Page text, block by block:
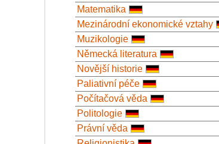
Matematika
Mezinárodní ekonomické vztahy
Muzikologie
Německá literatura
Novější historie
Paliativní péče
Počítačová věda
Politologie
Právní věda